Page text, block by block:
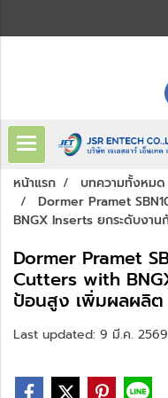
หน้าแรก บทความทั้งหมด
Dormer Pramet
BNGX Inserts ยกระดับง
Dormer Pramet
Cutters with
ป้อนสูง เพิ่มผลผลิ
Last updated: 9 มี.ค. 2569